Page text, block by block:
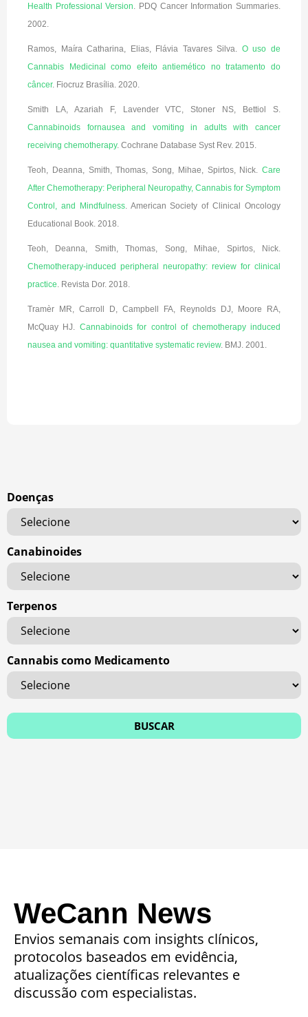
Health Professional Version . PDQ Cancer Information Summaries.
2002.
Ramos, Maíra Catharina, Elias, Flávia Tavares Silva. O uso de
Cannabis Medicinal como efeito antiemético no tratamento do
câncer. Fiocruz Brasília. 2020.
Smith LA, Azariah F, Lavender VTC, Stoner NS, Bettiol S.
Cannabinoids fornausea and vomiting in adults with cancer
receiving chemotherapy. Cochrane Database Syst Rev. 2015.
Teoh, Deanna, Smith, Thomas, Song, Mihae, Spirtos, Nick. Care
After Chemotherapy: Peripheral Neuropathy, Cannabis for Symptom
Control, and Mindfulness. American Society of Clinical Oncology
Educational Book. 2018.
Teoh, Deanna, Smith, Thomas, Song, Mihae, Spirtos, Nick.
Chemotherapy-induced peripheral neuropathy: review for clinical
practice . Revista Dor. 2018.
Tramèr MR, Carroll D, Campbell FA, Reynolds DJ, Moore RA,
McQuay HJ. Cannabinoids for control of chemotherapy induced
nausea and vomiting: quantitative systematic review. BMJ. 2001.
Doenças
Canabinoides
Terpenos
Cannabis como Medicamento
WeCann News
Envios semanais com insights clínicos,
protocolos baseados em evidência,
atualizações científicas relevantes e
discussão com especialistas.